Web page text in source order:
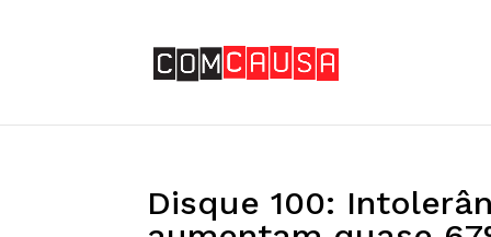
Disque 100: